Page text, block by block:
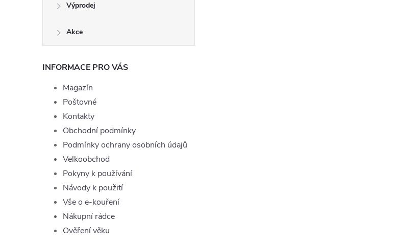
Výprodej
Akce
INFORMACE PRO VÁS
Magazín
Poštovné
Kontakty
Obchodní podmínky
Podmínky ochrany osobních údajů
Velkoobchod
Pokyny k používání
Návody k použití
Vše o e-kouření
Nákupní rádce
Ověření věku